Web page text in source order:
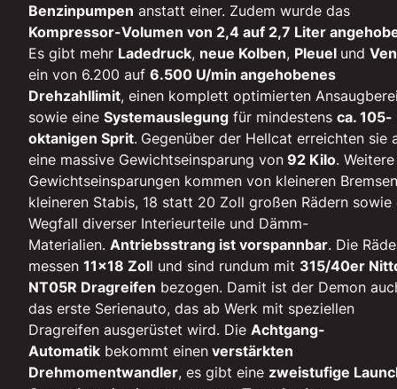
Benzinpumpen anstatt einer. Zudem wurde das
Kompressor-Volumen von 2,4 auf 2,7 Liter
Es gibt mehr Ladedruck, neue Kolben, Pleuel und
ein von 6.200 auf 6.500 U/min angehobenes
Drehzahllimit, einen komplett optimierten
sowie eine Systemauslegung für mindestens ca. 105-
oktanigen Sprit. Gegenüber der Hellcat erreichten sie
eine massive Gewichtseinsparung von 92 Kilo. Weitere
Gewichtseinsparungen kommen von kleineren
kleineren Stabis, 18 statt 20 Zoll großen Rädern sowie
Wegfall diverser Interieurteile und Dämm-
Materialien. Antriebsstrang ist vorspannbar. Die
messen 11x18 Zoll und sind rundum mit 315/40er
NT05R Dragreifen bezogen. Damit ist der Demon
das erste Serienauto, das ab Werk mit speziellen
Dragreifen ausgerüstet wird. Die Achtgang-
Automatik bekommt einen verstärkten
Drehmomentwandler, es gibt eine zweistufige